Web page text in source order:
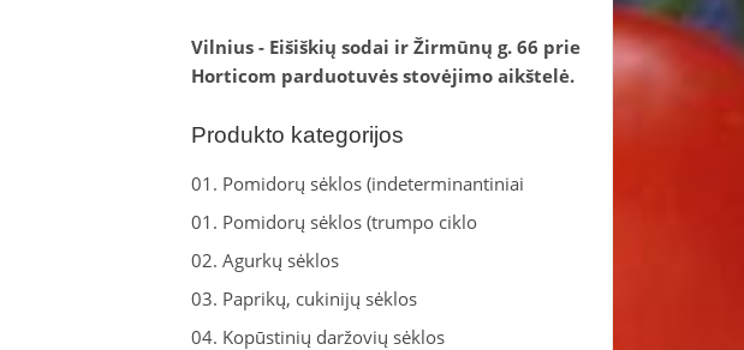
Vilnius - Eišiškių sodai ir Žirmūnų g. 66 prie
Horticom parduotuvės stovėjimo aikštelė.
Produkto kategorijos
01. Pomidorų sėklos (indeterminantiniai
01. Pomidorų sėklos (trumpo ciklo
02. Agurkų sėklos
03. Paprikų, cukinijų sėklos
04. Kopūstinių daržovių sėklos